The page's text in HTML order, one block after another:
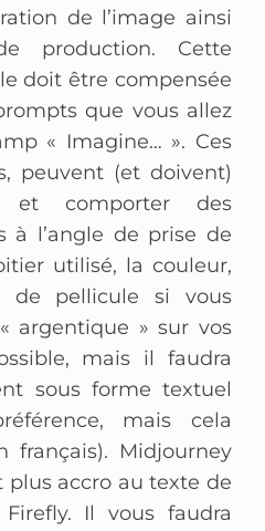
de l’image ainsi
production. Cette
doit être compensée
que vous allez
« Imagine… ». Ces
peuvent (et doivent)
comporter des
à l’angle de prise de
utilisé, la couleur,
de pellicule si vous
argentique » sur vos
mais il faudra
sous forme textuel
mais cela
français). Midjourney
accro au texte de
Il vous faudra